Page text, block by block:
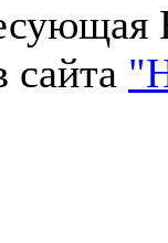
сайта